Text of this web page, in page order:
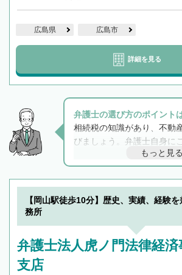
広島県 広島市
詳細を見る
弁護士の選び方のポイント
相続税の知識があり、不動
びましょう。弁護士自身に
と他士業との連携もスムー
解決のみならず相続をトー
できます。また、相続は感
でフィーリングも重要です
で複数の弁護士と会話をし
もっと見る
【岡山駅徒歩10分】歴史、実績、経験
務所
弁護士法人虎ノ門法律経済
支店